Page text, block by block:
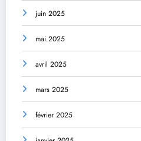
juin 2025
mai 2025
avril 2025
mars 2025
février 2025